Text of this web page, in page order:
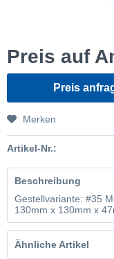
Preis auf
Preis
Merken
Artikel-Nr.:
Beschreibung
Gestellvariante: #35
130mm x 130mm x
Ähnliche Artikel